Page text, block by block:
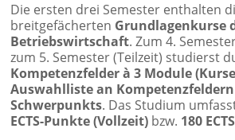
Die ersten drei Semester enthalten
breitgefächerten Grundlagenkurse
Betriebswirtschaft. Zum 4.
zum 5. Semester (Teilzeit) studierst
Kompetenzfelder à 3 Module
Auswahlliste an Kompetenzfeldern
Schwerpunkts. Das Studium
ECTS-Punkte (Vollzeit) bzw. 180